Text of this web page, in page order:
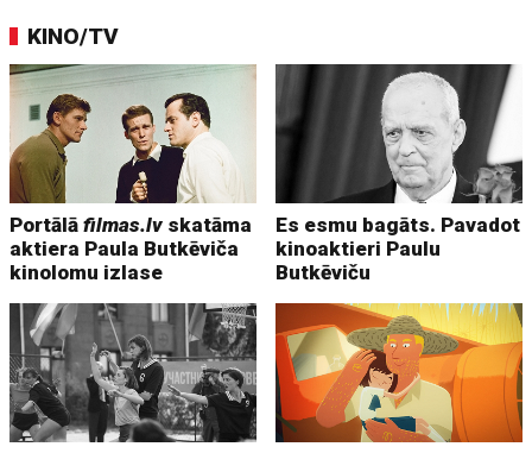
KINO/TV
Portālāfilmas.lv skatāma
aktiera Paula Butkēviča
kinolomu izlase
Es esmu bagāts. Pavadot
kinoaktieri Paulu
Butkēviču